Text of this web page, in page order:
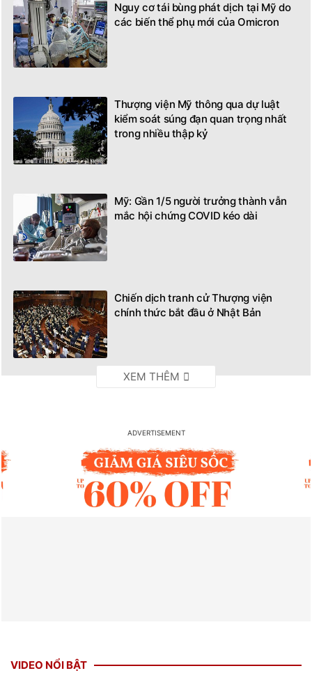
Nguy cơ tái bùng phát dịch tại Mỹ do
các biến thể phụ mới của Omicron
Thượng viện Mỹ thông qua dự luật
kiểm soát súng đạn quan trọng nhất
trong nhiều thập kỷ
Mỹ: Gần 1/5 người trưởng thành vẫn
mắc hội chứng COVID kéo dài
Chiến dịch tranh cử Thượng viện
chính thức bắt đầu ở Nhật Bản
VIDEO NỔI BẬT